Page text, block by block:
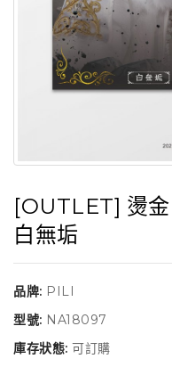
[OUTLET] 燙
白無垢
品牌: PILI
型號: NA18097
庫存狀態: 可訂購